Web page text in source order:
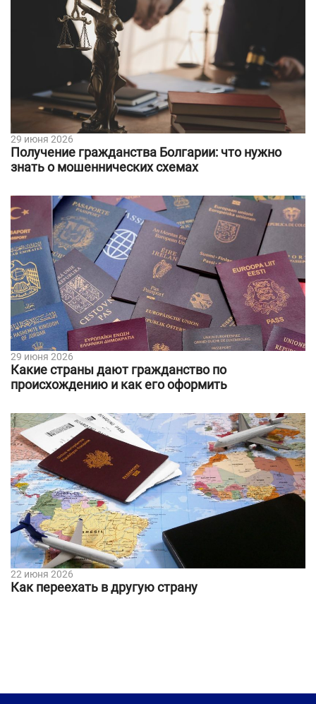
29 июня 2026
Получение гражданства Болгарии: что нужно
знать о мошеннических схемах
29 июня 2026
Какие страны дают гражданство по
происхождению и как его оформить
22 июня 2026
Как переехать в другую страну